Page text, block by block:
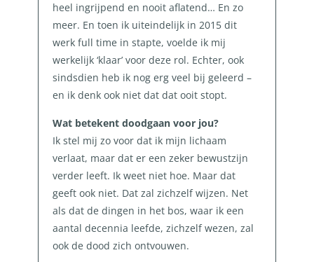
heel ingrijpend en nooit aflatend… En zo
meer. En toen ik uiteindelijk in 2015 dit
werk full time in stapte, voelde ik mij
werkelijk ‘klaar’ voor deze rol. Echter, ook
sindsdien heb ik nog erg veel bij geleerd –
en ik denk ook niet dat dat ooit stopt.
Wat betekent doodgaan voor jou?
Ik stel mij zo voor dat ik mijn lichaam
verlaat, maar dat er een zeker bewustzijn
verder leeft. Ik weet niet hoe. Maar dat
geeft ook niet. Dat zal zichzelf wijzen. Net
als dat de dingen in het bos, waar ik een
aantal decennia leefde, zichzelf wezen, zal
ook de dood zich ontvouwen.